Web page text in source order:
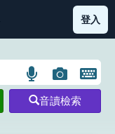
部首索引表圖示
登入
語
言
搜
圖
片
搜
開
鍵
音讀檢索